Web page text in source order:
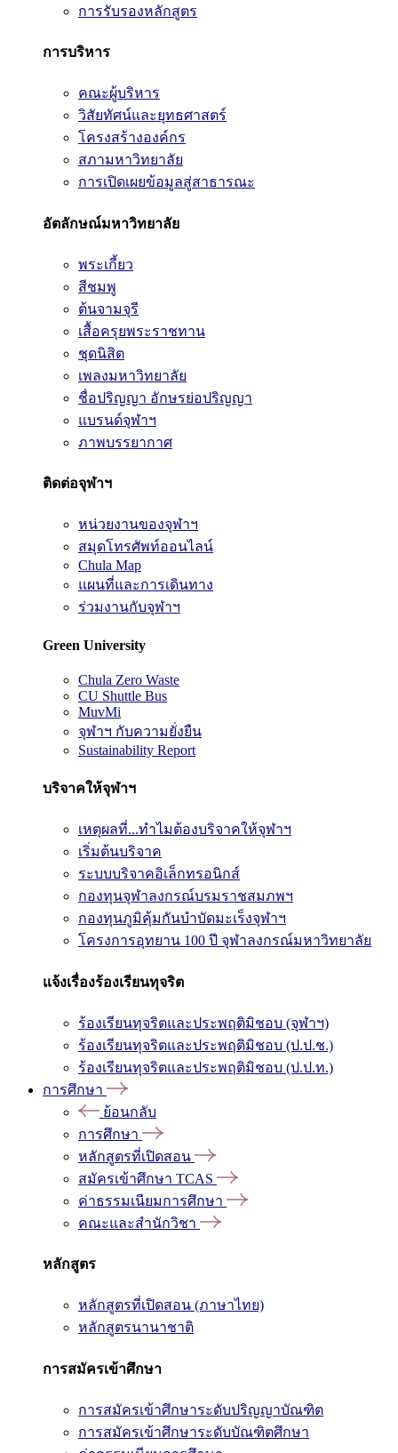
การรับรองหลักสูตร
การบริหาร
คณะผู้บริหาร
วิสัยทัศน์และยุทธศาสตร์
โครงสร้างองค์กร
สภามหาวิทยาลัย
การเปิดเผยข้อมูลสู่สาธารณะ
อัตลักษณ์มหาวิทยาลัย
พระเกี้ยว
สีชมพู
ต้นจามจุรี
เสื้อครุยพระราชทาน
ชุดนิสิต
เพลงมหาวิทยาลัย
ชื่อปริญญา อักษรย่อปริญญา
แบรนด์จุฬาฯ
ภาพบรรยากาศ
ติดต่อจุฬาฯ
หน่วยงานของจุฬาฯ
สมุดโทรศัพท์ออนไลน์
Chula Map
แผนที่และการเดินทาง
ร่วมงานกับจุฬาฯ
Green University
Chula Zero Waste
CU Shuttle Bus
MuvMi
จุฬาฯ กับความยั่งยืน
Sustainability Report
บริจาคให้จุฬาฯ
เหตุผลที่...ทำไมต้องบริจาคให้จุฬาฯ
เริ่มต้นบริจาค
ระบบบริจาคอิเล็กทรอนิกส์
กองทุนจุฬาลงกรณ์บรมราชสมภพฯ
กองทุนภูมิคุ้มกันบำบัดมะเร็งจุฬาฯ
โครงการอุทยาน 100 ปี จุฬาลงกรณ์มหาวิทยาลัย
แจ้งเรื่องร้องเรียนทุจริต
ร้องเรียนทุจริตและประพฤติมิชอบ (จุฬาฯ)
ร้องเรียนทุจริตและประพฤติมิชอบ (ป.ป.ช.)
ร้องเรียนทุจริตและประพฤติมิชอบ (ป.ป.ท.)
การศึกษา
ย้อนกลับ
การศึกษา
หลักสูตรที่เปิดสอน
สมัครเข้าศึกษา TCAS
ค่าธรรมเนียมการศึกษา
คณะและสำนักวิชา
หลักสูตร
หลักสูตรที่เปิดสอน (ภาษาไทย)
หลักสูตรนานาชาติ
การสมัครเข้าศึกษา
การสมัครเข้าศึกษาระดับปริญญาบัณฑิต
การสมัครเข้าศึกษาระดับบัณฑิตศึกษา